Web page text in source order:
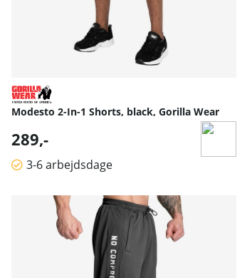
Modesto 2-In-1 Shorts, black, Gorilla Wear
289,-
3-6 arbejdsdage